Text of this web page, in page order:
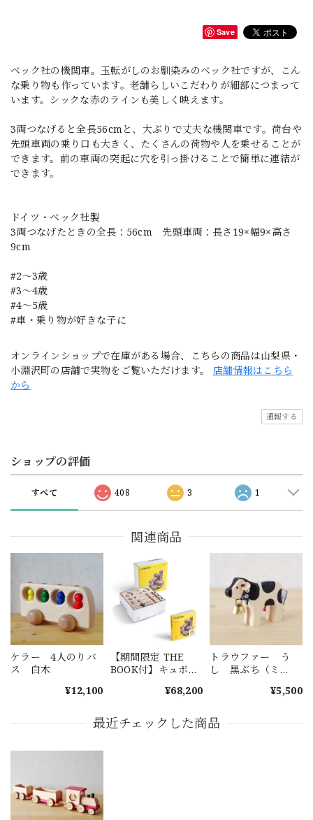
Save
ベック社の機関車。玉転がしのお馴染みのベック社ですが、こん
な乗り物も作っています。老舗らしいこだわりが細部につまって
います。シックな赤のラインも美しく映えます。
3両つなげると全長56cmと、大ぶりで丈夫な機関車です。荷台や
先頭車両の乗り口も大きく、たくさんの荷物や人を乗せることが
できます。前の車両の突起に穴を引っ掛けることで簡単に連結が
できます。
ドイツ・ベック社製
3両つなげたときの全長：56cm 先頭車両：長さ19×幅9×高さ
9cm
#2〜3歳
#3〜4歳
#4〜5歳
#車・乗り物が好きな子に
オンラインショップで在庫がある場合、こちらの商品は山梨県・
小淵沢町の店舗で実物をご覧いただけます。 店舗情報はこちら
から
通報する
ショップの評価
すべて 408 3 1
関連商品
ケラー 4人のりバ
ス 白木
¥12,100
【期間限定 THE
BOOK付】キュボ
¥68,200
トラウファー う
し 黒ぶち（ミ
¥5,500
最近チェックした商品